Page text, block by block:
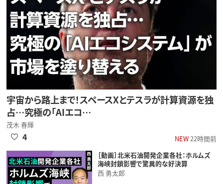
宇宙から路上まで！スペースXとテスラが計算資源を独
占…究極の「AIエコ…
茂木 春輝
NEW22時間前
4
［動画］北米石油開発企業各社：ホルムズ
海峡封鎖影響で驚異的な好決算
西 勇太郎